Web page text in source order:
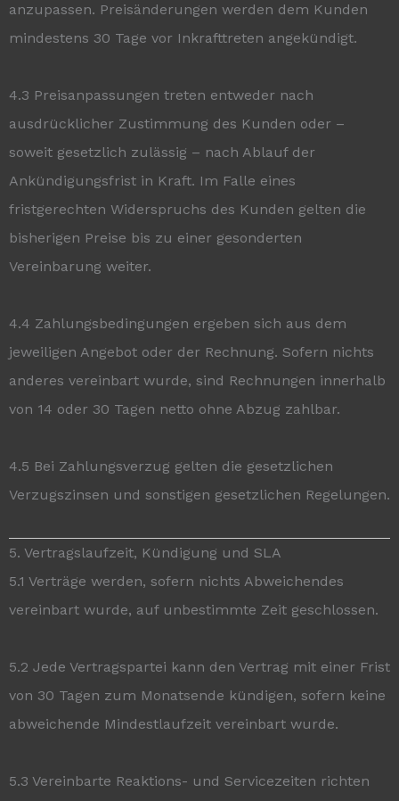
anzupassen. Preisänderungen werden dem Kunden
mindestens 30 Tage vor Inkrafttreten angekündigt.
4.3 Preisanpassungen treten entweder nach
ausdrücklicher Zustimmung des Kunden oder –
soweit gesetzlich zulässig – nach Ablauf der
Ankündigungsfrist in Kraft. Im Falle eines
fristgerechten Widerspruchs des Kunden gelten die
bisherigen Preise bis zu einer gesonderten
Vereinbarung weiter.
4.4 Zahlungsbedingungen ergeben sich aus dem
jeweiligen Angebot oder der Rechnung. Sofern nichts
anderes vereinbart wurde, sind Rechnungen innerhalb
von 14 oder 30 Tagen netto ohne Abzug zahlbar.
4.5 Bei Zahlungsverzug gelten die gesetzlichen
Verzugszinsen und sonstigen gesetzlichen Regelungen.
5. Vertragslaufzeit, Kündigung und SLA
5.1 Verträge werden, sofern nichts Abweichendes
vereinbart wurde, auf unbestimmte Zeit geschlossen.
5.2 Jede Vertragspartei kann den Vertrag mit einer Frist
von 30 Tagen zum Monatsende kündigen, sofern keine
abweichende Mindestlaufzeit vereinbart wurde.
5.3 Vereinbarte Reaktions- und Servicezeiten richten